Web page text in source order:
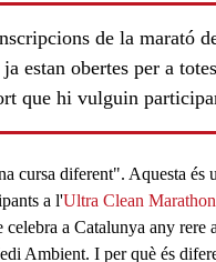
de la marató
estan obertes per a
que hi vulguin
cursa diferent". Aquesta és
a l'Ultra Clean Marathon
celebra a Catalunya any rere
Ambient. I per què és